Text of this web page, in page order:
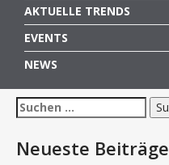
AKTUELLE TRENDS
EVENTS
NEWS
Suchen
nach:
Neueste Beiträge